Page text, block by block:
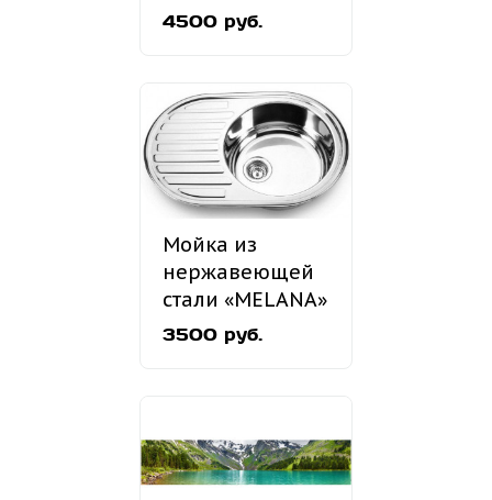
4500 руб.
Мойка из
нержавеющей
стали «MELANA»
MLN-7750
3500 руб.